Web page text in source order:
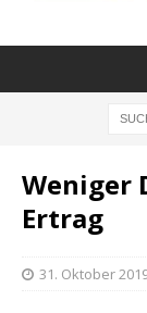
Weniger
Ertrag
31. Oktober